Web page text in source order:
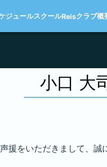
ジュールスクールReisクラブ概
小口 大
援をいただきまして、誠